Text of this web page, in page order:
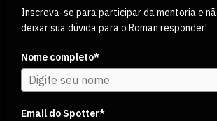
Inscreva-se para participar da mentoria e
deixar sua dúvida para o Roman responder!
Nome completo*
Email do Spotter*